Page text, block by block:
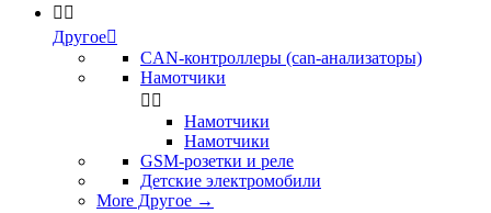
 
Другое
CAN-контроллеры (can-анализаторы)
Намотчики
 
Намотчики
Намотчики
GSM-розетки и реле
Детские электромобили
More Другое →